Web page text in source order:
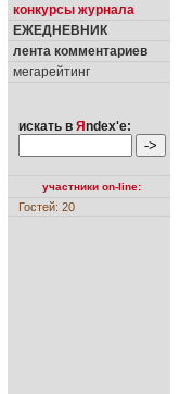
конкурсы журнала
ЕЖЕДНЕВНИК
лента комментариев
мегарейтинг
искать в Я ndex'е:
участники on-line:
Гостей: 20